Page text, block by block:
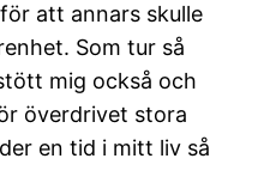
att annars skulle
Som tur så
mig också och
överdrivet stora
en tid i mitt liv så